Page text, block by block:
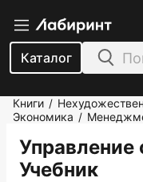
Каталог
Книги /
Экономика /
Управление
Учебник